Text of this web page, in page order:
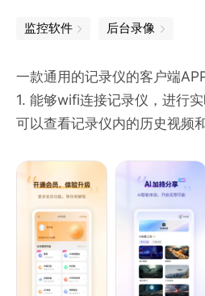
监控软件 后台录像
一款通用的记录仪的客户端
1. 能够wifi连接记录仪，进行
可以查看记录仪内的历史视频
2. 支持对记录仪进行各种参数
3. 支持在线对记录仪进行拍
行视频截图；
4. 支持对从记录仪下载到手
镜美化操作；
5. 支持对记录仪下载到手机内